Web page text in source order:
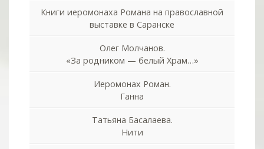
Книги иеромонаха Романа на православной
выставке в Саранске
Олег Молчанов.
«За родником — белый Храм…»
Иеромонах Роман.
Ганна
Татьяна Басалаева.
Нити